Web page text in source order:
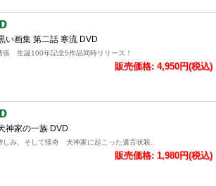
い画集 第二話 寒流 DVD
張 生誕100年記念5作品同時リリース！
販売価格: 4,950円(税込)
神家の一族 DVD
しみ、そして怪奇 犬神家に起こった遺言状殺..
販売価格: 1,980円(税込)